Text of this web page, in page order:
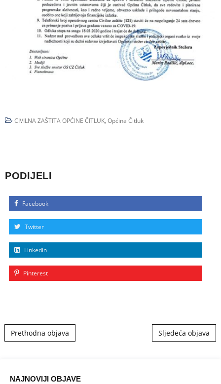
CIVILNA ZAŠTITA OPĆINE ČITLUK, Općina Čitluk
PODIJELI
Facebook
Twitter
Linkedin
Pinterest
Post navigation
Prethodna objava Sljedeća objava
NAJNOVIJI OBJAVE